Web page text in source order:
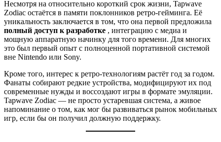
Несмотря на относительно короткий срок жизни, Tapwave
Zodiac остаётся в памяти поклонников ретро-гейминга. Её
уникальность заключается в том, что она первой предложила
полный доступ к разработке , интеграцию с медиа и
мощную аппаратную начинку для того времени. Для многих
это был первый опыт с полноценной портативной системой
вне Nintendo или Sony.
Кроме того, интерес к ретро-технологиям растёт год за годом.
Фанаты собирают редкие устройства, модифицируют их под
современные нужды и воссоздают игры в формате эмуляции.
Tapwave Zodiac — не просто устаревшая система, а живое
напоминание о том, как мог бы развиваться рынок мобильных
игр, если бы он получил должную поддержку.